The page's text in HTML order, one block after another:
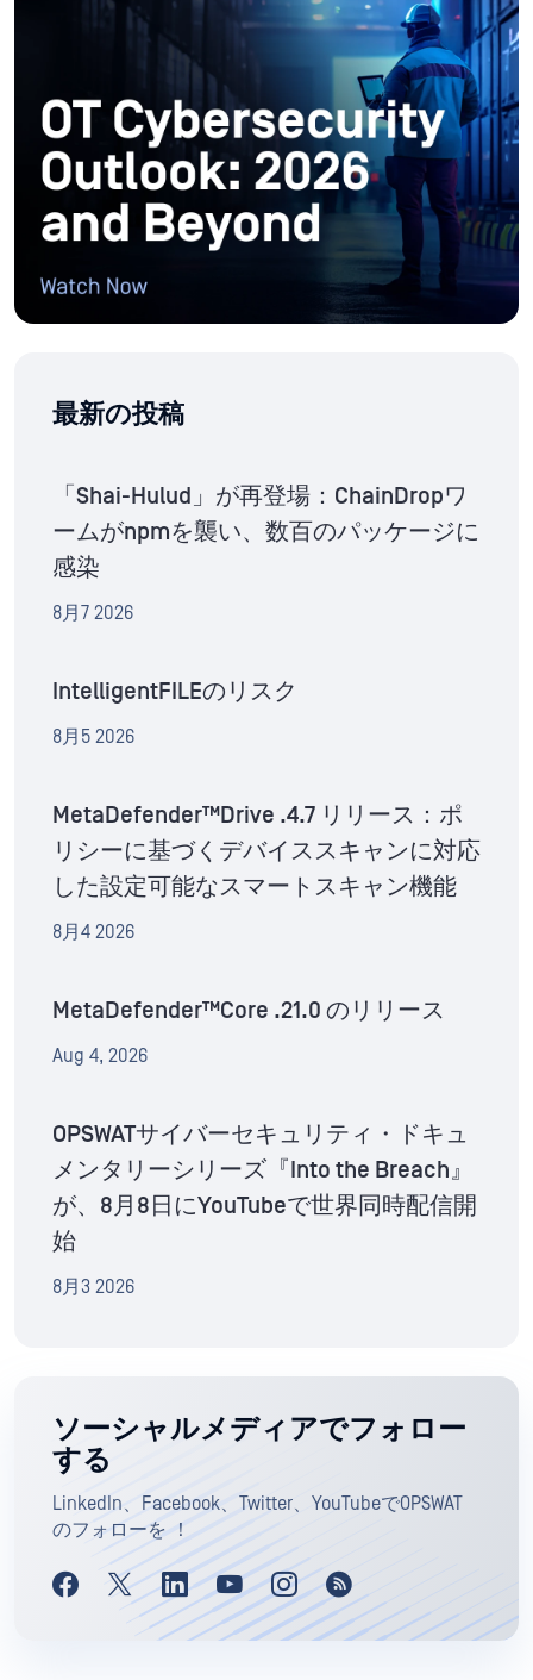
最新の投稿
「Shai-Hulud」が再登場：ChainDropワ
ームがnpmを襲い、数百のパッケージに
感染
8月7 2026
IntelligentFILEのリスク
8月5 2026
MetaDefender™Drive .4.7 リリース：ポ
リシーに基づくデバイススキャンに対応
した設定可能なスマートスキャン機能
8月4 2026
MetaDefender™Core .21.0 のリリース
Aug 4, 2026
OPSWATサイバーセキュリティ・ドキュ
メンタリーシリーズ『Into the Breach』
が、8月8日にYouTubeで世界同時配信開
始
8月3 2026
ソーシャルメディアでフォロー
する
LinkedIn、Facebook、Twitter、YouTubeでOPSWAT
のフォローを ！